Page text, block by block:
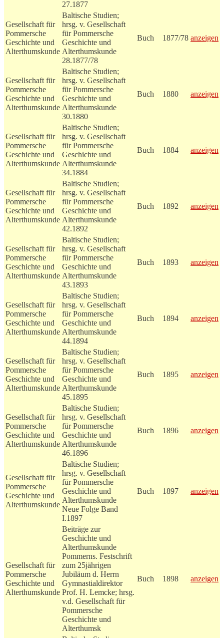
27.1877
Gesellschaft für
Pommersche
Geschichte und
Alterthumskunde
Baltische Studien;
hrsg. v. Gesellschaft
für Pommersche
Geschichte und
Alterthumskunde
28.1877/78
Buch 1877/78 anzeigen
Gesellschaft für
Pommersche
Geschichte und
Alterthumskunde
Baltische Studien;
hrsg. v. Gesellschaft
für Pommersche
Geschichte und
Alterthumskunde
30.1880
Buch 1880 anzeigen
Gesellschaft für
Pommersche
Geschichte und
Alterthumskunde
Baltische Studien;
hrsg. v. Gesellschaft
für Pommersche
Geschichte und
Alterthumskunde
34.1884
Buch 1884 anzeigen
Gesellschaft für
Pommersche
Geschichte und
Alterthumskunde
Baltische Studien;
hrsg. v. Gesellschaft
für Pommersche
Geschichte und
Alterthumskunde
42.1892
Buch 1892 anzeigen
Gesellschaft für
Pommersche
Geschichte und
Alterthumskunde
Baltische Studien;
hrsg. v. Gesellschaft
für Pommersche
Geschichte und
Alterthumskunde
43.1893
Buch 1893 anzeigen
Gesellschaft für
Pommersche
Geschichte und
Alterthumskunde
Baltische Studien;
hrsg. v. Gesellschaft
für Pommersche
Geschichte und
Alterthumskunde
44.1894
Buch 1894 anzeigen
Gesellschaft für
Pommersche
Geschichte und
Alterthumskunde
Baltische Studien;
hrsg. v. Gesellschaft
für Pommersche
Geschichte und
Alterthumskunde
45.1895
Buch 1895 anzeigen
Gesellschaft für
Pommersche
Geschichte und
Alterthumskunde
Baltische Studien;
hrsg. v. Gesellschaft
für Pommersche
Geschichte und
Alterthumskunde
46.1896
Buch 1896 anzeigen
Gesellschaft für
Pommersche
Geschichte und
Alterthumskunde
Baltische Studien;
hrsg. v. Gesellschaft
für Pommersche
Geschichte und
Alterthumskunde
Neue Folge Band
I.1897
Buch 1897 anzeigen
Gesellschaft für
Pommersche
Geschichte und
Alterthumskunde
Beiträge zur
Geschichte und
Alterthumskunde
Pommerns. Festschrift
zum 25jährigen
Jubiläum d. Herrn
Gymnastialdirektor
Prof. H. Lemcke; hrsg.
v.d. Gesellschaft für
Pommersche
Geschichte und
Alterthumsk
Buch 1898 anzeigen